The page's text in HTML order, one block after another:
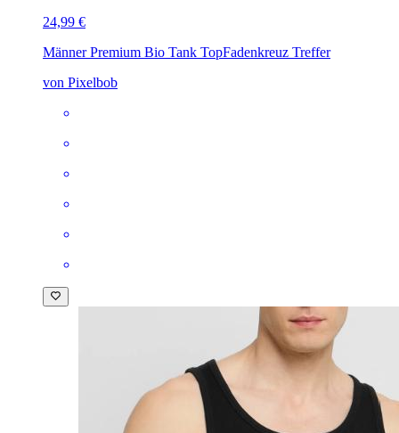
24,99 €
Männer Premium Bio Tank TopFadenkreuz Treffer
von Pixelbob